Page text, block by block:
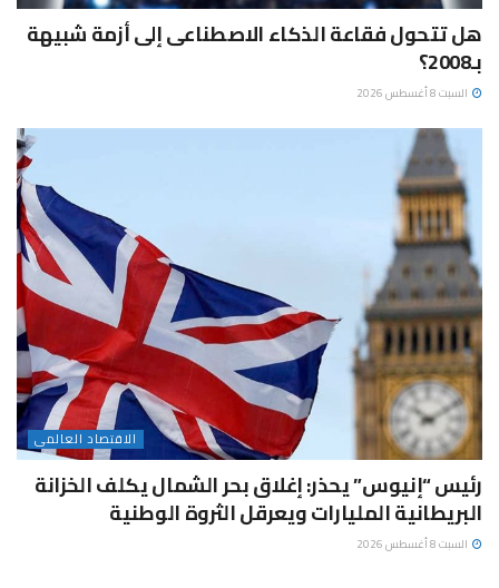
هل تتحول فقاعة الذكاء الاصطناعى إلى أزمة شبيهة
بـ2008؟
السبت 8 أغسطس 2026
الاقتصاد العالمى
رئيس “إنيوس” يحذر: إغلاق بحر الشمال يكلف الخزانة
البريطانية المليارات ويعرقل الثروة الوطنية
السبت 8 أغسطس 2026